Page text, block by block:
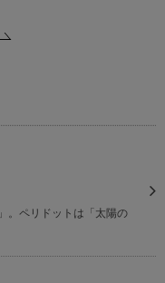
。ペリドットは「太陽の